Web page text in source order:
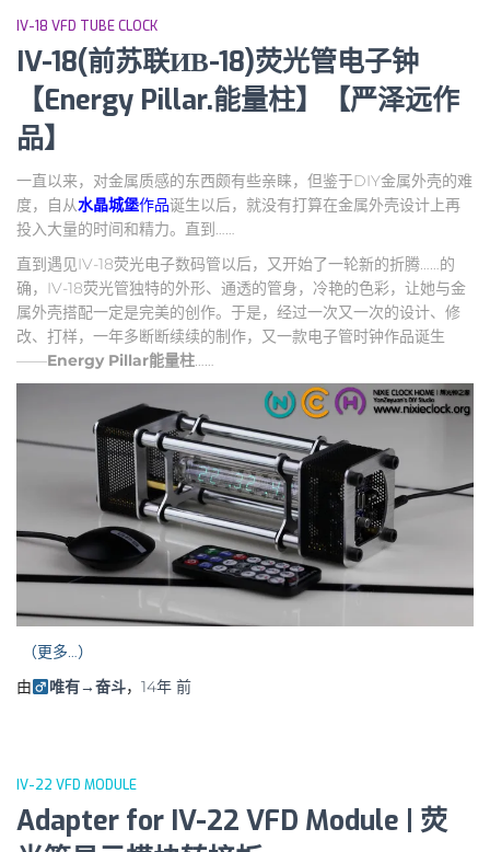
IV-18 VFD TUBE CLOCK
IV-18(前苏联ИВ-18)荧光管电子钟
【Energy Pillar.能量柱】【严泽远作
品】
一直以来，对金属质感的东西颇有些亲睐，但鉴于DIY金属外壳的难
度，自从水晶城堡作品诞生以后，就没有打算在金属外壳设计上再
投入大量的时间和精力。直到……
直到遇见IV-18荧光电子数码管以后，又开始了一轮新的折腾……的
确，IV-18荧光管独特的外形、通透的管身，冷艳的色彩，让她与金
属外壳搭配一定是完美的创作。于是，经过一次又一次的设计、修
改、打样，一年多断断续续的制作，又一款电子管时钟作品诞生
——Energy Pillar能量柱……
（更多…）
由
唯有→奋斗， 14年前
IV-22 VFD MODULE
Adapter for IV-22 VFD Module | 荧